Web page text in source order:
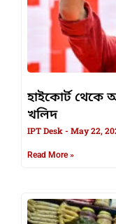
হাইকোর্ট থেকে
খলিদ
IPT Desk May 22,
Read More »